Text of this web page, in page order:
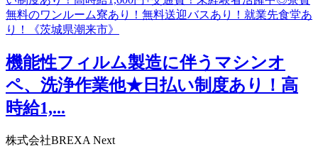
機能性フィルム製造に伴うマシンオ
ペ、洗浄作業他★日払い制度あり！高
時給1,...
株式会社BREXA Next